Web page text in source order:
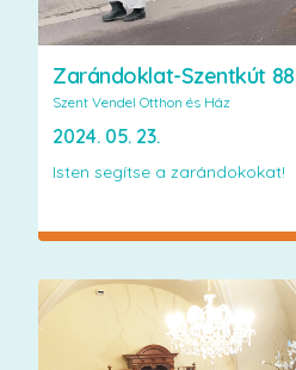
Zarándoklat-Szentkút
Szent Vendel Otthon és Ház
2024. 05. 23.
Isten segítse a zarándokokat!